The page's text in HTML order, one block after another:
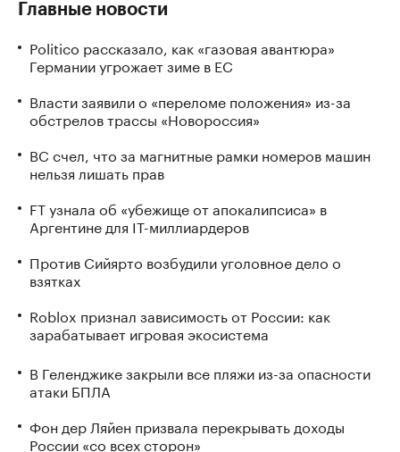
Главные новости
Politico рассказало, как «газовая авантюра»
Германии угрожает зиме в ЕС
Власти заявили о «переломе положения» из-за
обстрелов трассы «Новороссия»
ВС счел, что за магнитные рамки номеров машин
нельзя лишать прав
FT узнала об «убежище от апокалипсиса» в
Аргентине для IT-миллиардеров
Против Сийярто возбудили уголовное дело о
взятках
Roblox признал зависимость от России: как
зарабатывает игровая экосистема
В Геленджике закрыли все пляжи из-за опасности
атаки БПЛА
Фон дер Ляйен призвала перекрывать доходы
России «со всех сторон»